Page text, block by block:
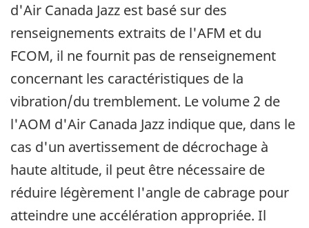
d'Air Canada Jazz est basé sur des
renseignements extraits de l'AFM et du
FCOM, il ne fournit pas de renseignement
concernant les caractéristiques de la
vibration/du tremblement. Le volume 2 de
l'AOM d'Air Canada Jazz indique que, dans le
cas d'un avertissement de décrochage à
haute altitude, il peut être nécessaire de
réduire légèrement l'angle de cabrage pour
atteindre une accélération appropriée. Il